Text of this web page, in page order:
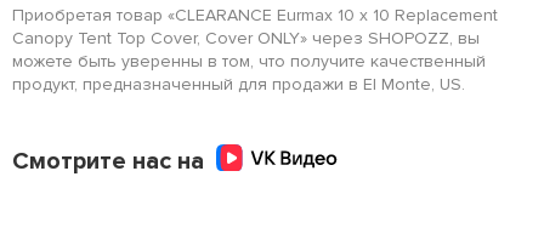
Приобретая товар «CLEARANCE Eurmax 10 x 10 Replacement
Canopy Tent Top Cover, Cover ONLY» через SHOPOZZ, вы
можете быть уверенны в том, что получите качественный
продукт, предназначенный для продажи в El Monte, US.
Смотрите нас на